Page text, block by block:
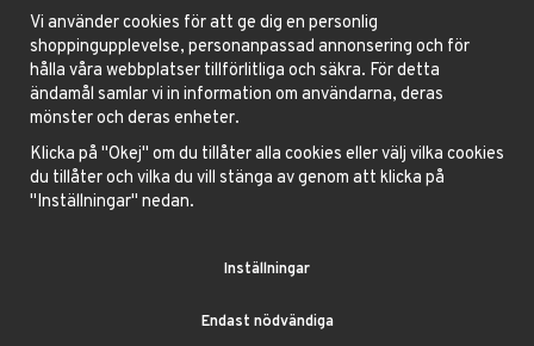
OM OSS
NYHETSBREV
OM COOKIES
FRÅGOR OCH SVAR
HÅRFÄRGNINGSGUIDE
INSTRUKTIONER LINSER
BLOGG
Vi använder cookies för att ge dig en personlig
shoppingupplevelse, personanpassad annonsering och för
hålla våra webbplatser tillförlitliga och säkra. För detta
ändamål samlar vi in information om användarna, deras
mönster och deras enheter.
Klicka på "Okej" om du tillåter alla cookies eller välj vilka cookies
du tillåter och vilka du vill stänga av genom att klicka på
"Inställningar" nedan.
Inställningar
Endast nödvändiga